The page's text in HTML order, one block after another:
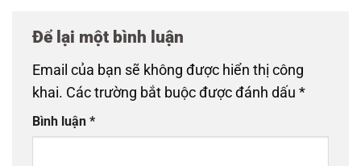
Để lại một bình luận
Email của bạn sẽ không được hiển thị công
khai. Các trường bắt buộc được đánh dấu *
Bình luận *